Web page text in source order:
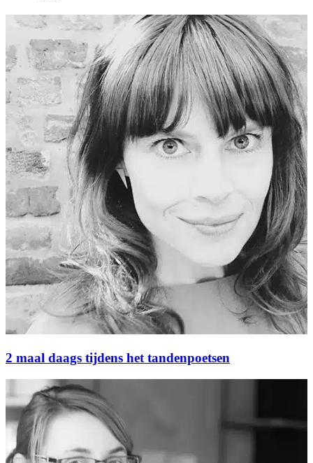
2 maal daags tijdens het tandenpoetsen